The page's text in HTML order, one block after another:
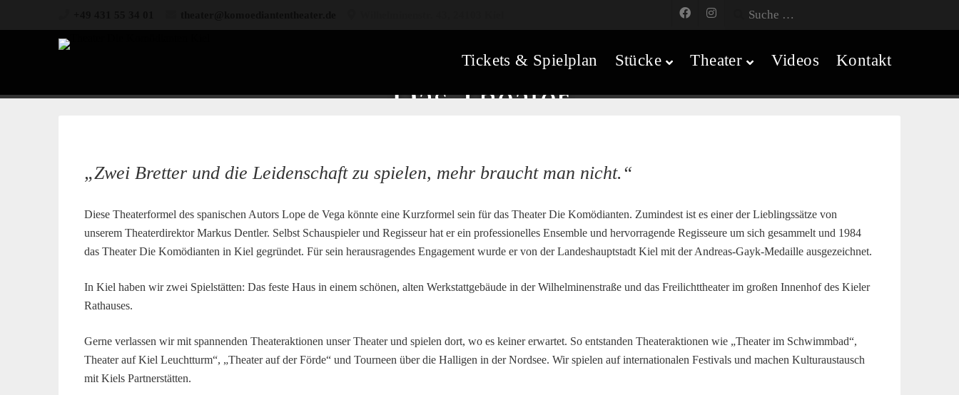
Tickets & Spielplan Stücke Theater Videos Kontakt
Das Theater
„Zwei Bretter und die Leidenschaft zu spielen, mehr braucht man nicht.“
Diese Theaterformel des spanischen Autors Lope de Vega könnte eine Kurzformel sein für das Theater Die Komödianten. Zumindest ist es einer der Lieblingssätze von
unserem Theaterdirektor Markus Dentler. Selbst Schauspieler und Regisseur hat er ein professionelles Ensemble und hervorragende Regisseure um sich gesammelt und 1984
das Theater Die Komödianten in Kiel gegründet. Für sein herausragendes Engagement wurde er von der Landeshauptstadt Kiel mit der Andreas-Gayk-Medaille ausgezeichnet.
In Kiel haben wir zwei Spielstätten: Das feste Haus in einem schönen, alten Werkstattgebäude in der Wilhelminenstraße und das Freilichttheater im großen Innenhof des Kieler
Rathauses.
Gerne verlassen wir mit spannenden Theateraktionen unser Theater und spielen dort, wo es keiner erwartet. So entstanden Theateraktionen wie „Theater im Schwimmbad“,
Theater auf Kiel Leuchtturm“, „Theater auf der Förde“ und Tourneen über die Halligen in der Nordsee. Wir spielen auf internationalen Festivals und machen Kulturaustausch
mit Kiels Partnerstätten.